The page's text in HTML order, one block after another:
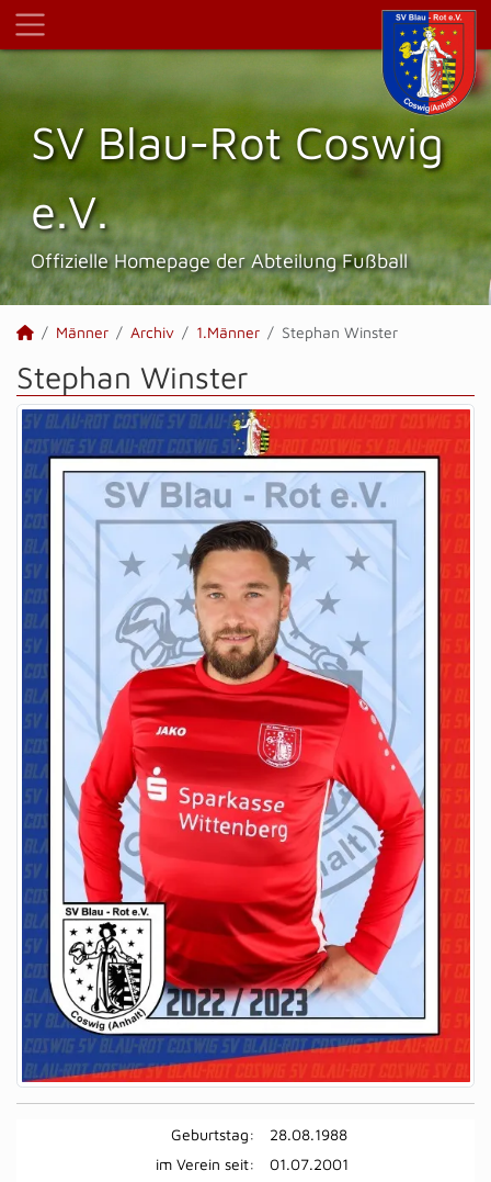
SV Blau-Rot Coswig
e.V.
Offizielle Homepage der Abteilung Fußball
Männer Archiv 1.Männer Stephan Winster
Stephan Winster
Geburtstag:
28.08.1988
im Verein seit:
01.07.2001